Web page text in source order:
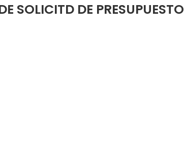
SOLICITD DE PRESUPUESTO